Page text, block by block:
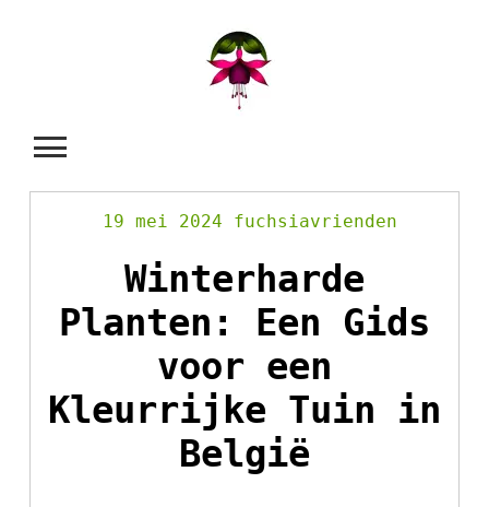
19 mei 2024 fuchsiavrienden
Winterharde
Planten: Een Gids
voor een
Kleurrijke Tuin in
België